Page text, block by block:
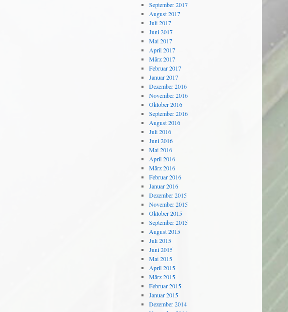
September 2017
August 2017
Juli 2017
Juni 2017
Mai 2017
April 2017
März 2017
Februar 2017
Januar 2017
Dezember 2016
November 2016
Oktober 2016
September 2016
August 2016
Juli 2016
Juni 2016
Mai 2016
April 2016
März 2016
Februar 2016
Januar 2016
Dezember 2015
November 2015
Oktober 2015
September 2015
August 2015
Juli 2015
Juni 2015
Mai 2015
April 2015
März 2015
Februar 2015
Januar 2015
Dezember 2014